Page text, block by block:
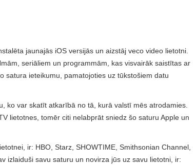
jaunajās iOS versijās un aizstāj veco video lietotni.
seriāliem un programmām, kas visvairāk saistītas ar
satura ieteikumu, pamatojoties uz tūkstošiem datu
ko var skatīt atkarībā no tā, kurā valstī mēs atrodamies.
lietotnes, tomēr citi nelabprāt sniedz šo saturu Apple un
ir: HBO, Starz, SHOWTIME, Smithsonian Channel,
izlaiduši savu saturu un novirza jūs uz savu lietotni, ir: